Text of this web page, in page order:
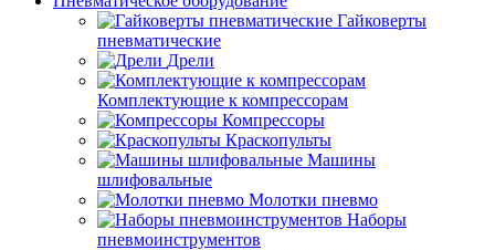
Гайковерты
пневматические
Дрели
Комплектующие к компрессорам
Компрессоры
Краскопульты
Машины
шлифовальные
Молотки пневмо
Наборы
пневмоинструментов